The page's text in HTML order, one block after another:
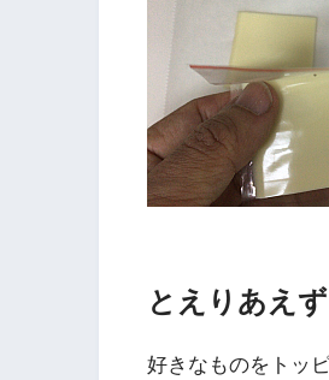
とえりあえ
好きなものをトッ